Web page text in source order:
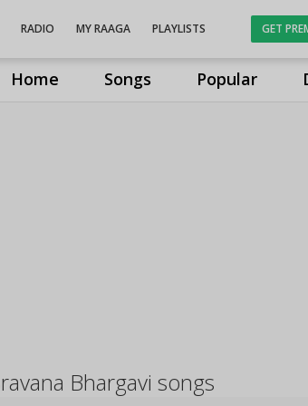
Home Songs Popular
RADIO MY RAAGA PLAYLISTS GET
Bhargavi songs